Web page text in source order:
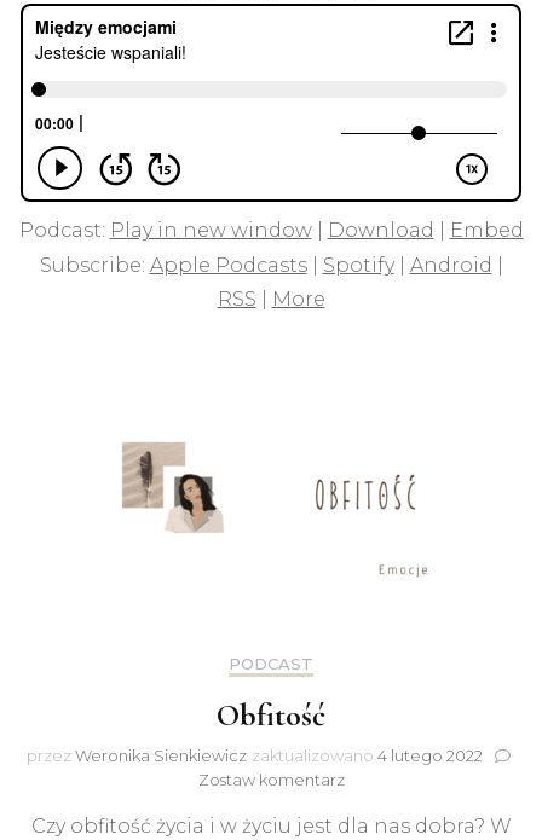
Podcast: Play in new window| Download
Embed
Subscribe: Apple Podcasts| Spotify| Android
RSS
More
PODCAST
Obfitość
przezWeronika Sienkiewicz zaktualizowano 4 lutego 2022
Zostaw komentarzdo
Czy obfitość życia i w życiu jest dla nas dobra? W